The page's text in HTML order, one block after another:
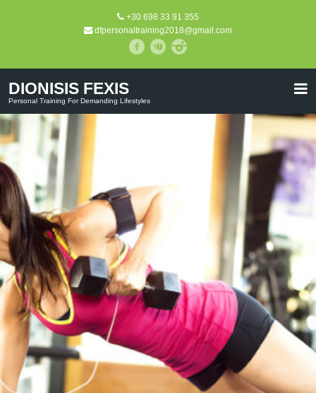
+30 698 33 91 355
dfpersonaltraining2018@gmail.com
DIONISIS FEXIS
Personal Training For Demanding Lifestyles